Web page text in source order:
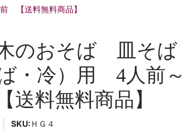
【送料無料商品】
のおそば 皿そば
・冷）用 4人前～
料無料商品】
SKU:ＨＧ４